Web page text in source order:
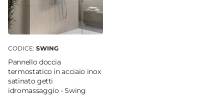
CODICE: SWING
Pannello doccia
termostatico in acciaio inox
satinato getti
idromassaggio - Swing